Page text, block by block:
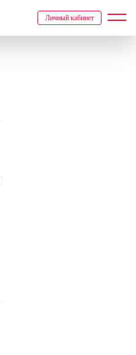
Личный кабинет